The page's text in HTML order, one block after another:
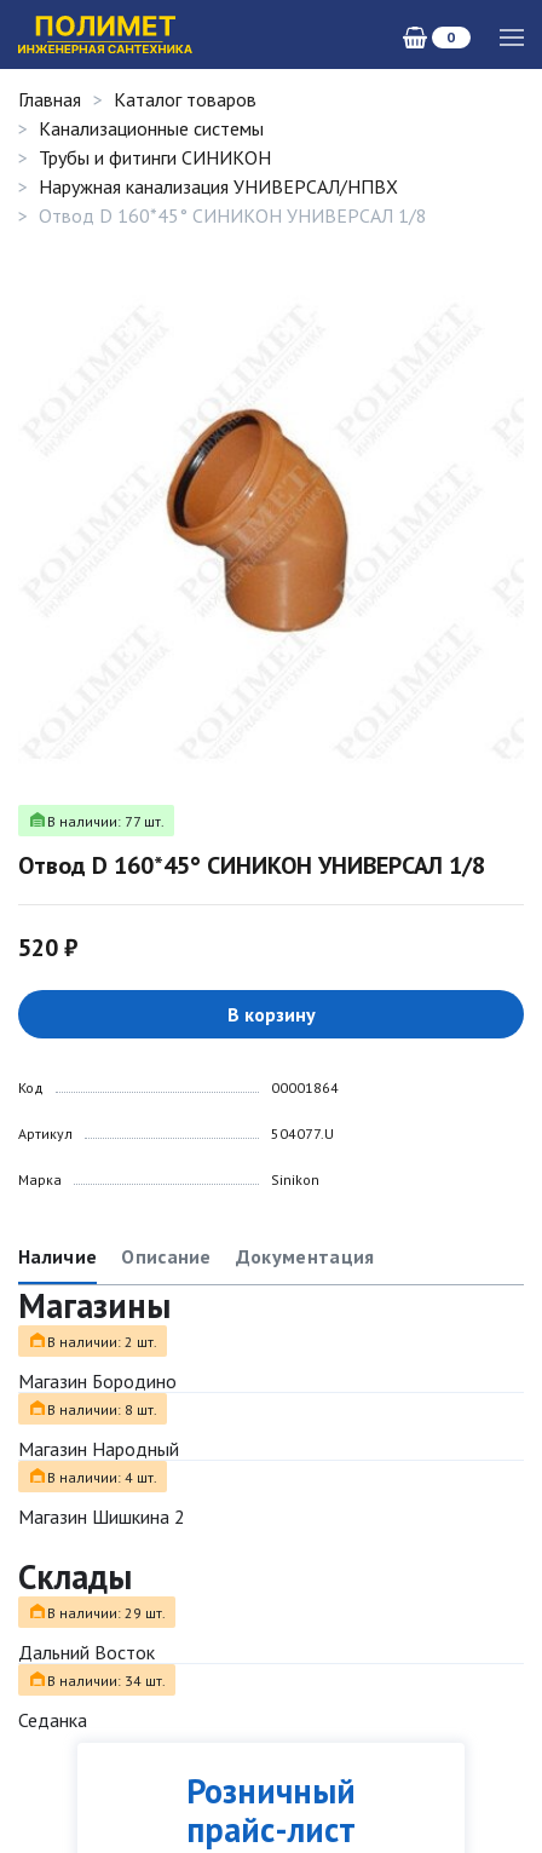
0
Розничный
прайс-лист
Главная
Каталог товаров
Канализационные системы
Трубы и фитинги СИНИКОН
Наружная канализация УНИВЕРСАЛ/НПВХ
Отвод D 160*45° СИНИКОН УНИВЕРСАЛ 1/8
В наличии: 77 шт.
Отвод D 160*45° СИНИКОН УНИВЕРСАЛ 1/8
520 ₽
В корзину
Код
Артикул
Марка
00001864
504077.U
Sinikon
Наличие Описание Документация
Магазины
В наличии: 2 шт.
Магазин Бородино
В наличии: 8 шт.
Магазин Народный
В наличии: 4 шт.
Магазин Шишкина 2
Склады
В наличии: 29 шт.
Дальний Восток
В наличии: 34 шт.
Седанка